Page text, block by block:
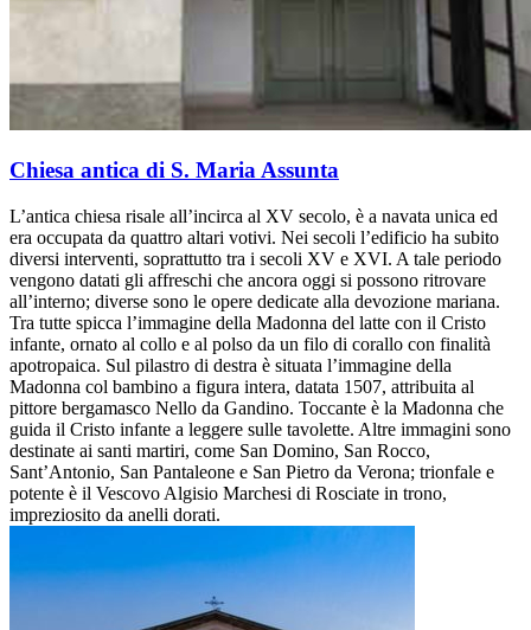
Chiesa antica di S. Maria Assunta
L’antica chiesa risale all’incirca al XV secolo, è a navata unica ed
era occupata da quattro altari votivi. Nei secoli l’edificio ha subito
diversi interventi, soprattutto tra i secoli XV e XVI. A tale periodo
vengono datati gli affreschi che ancora oggi si possono ritrovare
all’interno; diverse sono le opere dedicate alla devozione mariana.
Tra tutte spicca l’immagine della Madonna del latte con il Cristo
infante, ornato al collo e al polso da un filo di corallo con finalità
apotropaica. Sul pilastro di destra è situata l’immagine della
Madonna col bambino a figura intera, datata 1507, attribuita al
pittore bergamasco Nello da Gandino. Toccante è la Madonna che
guida il Cristo infante a leggere sulle tavolette. Altre immagini sono
destinate ai santi martiri, come San Domino, San Rocco,
Sant’Antonio, San Pantaleone e San Pietro da Verona; trionfale e
potente è il Vescovo Algisio Marchesi di Rosciate in trono,
impreziosito da anelli dorati.